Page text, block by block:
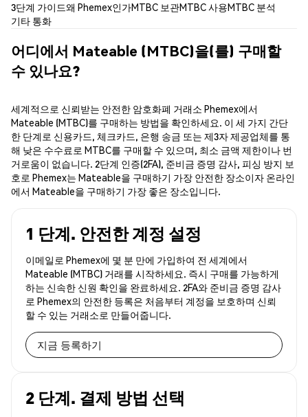
3단계 가이드왜 Phemex인가MTBC 보관MTBC 사용MTBC 분석
기타 통화
어디에서 Mateable (MTBC)을(를) 구매할
수 있나요?
세계적으로 신뢰받는 안전한 암호화폐 거래소 Phemex에서
Mateable (MTBC)를 구매하는 방법을 확인하세요. 이 세 가지 간단
한 단계로 신용카드, 체크카드, 은행 송금 또는 제3자 제공업체를 통
해 낮은 수수료로 MTBC를 구매할 수 있으며, 최소 금액 제한이나 번
거로움이 없습니다. 2단계 인증(2FA), 준비금 증명 감사, 피싱 방지 보
호로 Phemex는 Mateable을 구매하기 가장 안전한 장소이자 온라인
에서 Mateable을 구매하기 가장 좋은 장소입니다.
1 단계. 안전한 계정 설정
이메일로 Phemex에 몇 분 만에 가입하여 전 세계에서
Mateable (MTBC) 거래를 시작하세요. 즉시 구매를 가능하게
하는 신속한 신원 확인을 완료하세요. 2FA와 준비금 증명 감사
로 Phemex의 안전한 등록은 처음부터 계정을 보호하며 신뢰
할 수 있는 거래소로 만들어줍니다.
지금 등록하기
2 단계. 결제 방법 선택